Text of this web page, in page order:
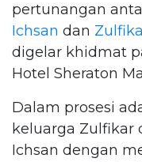
pertunangan
Ichsan dan
digelar khidmat
Hotel Sheraton
Dalam prosesi
keluarga Zulfikar
Ichsan dengan